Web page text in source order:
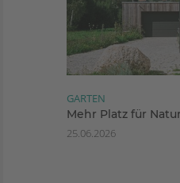
GARTEN
Mehr Platz für
25.06.2026